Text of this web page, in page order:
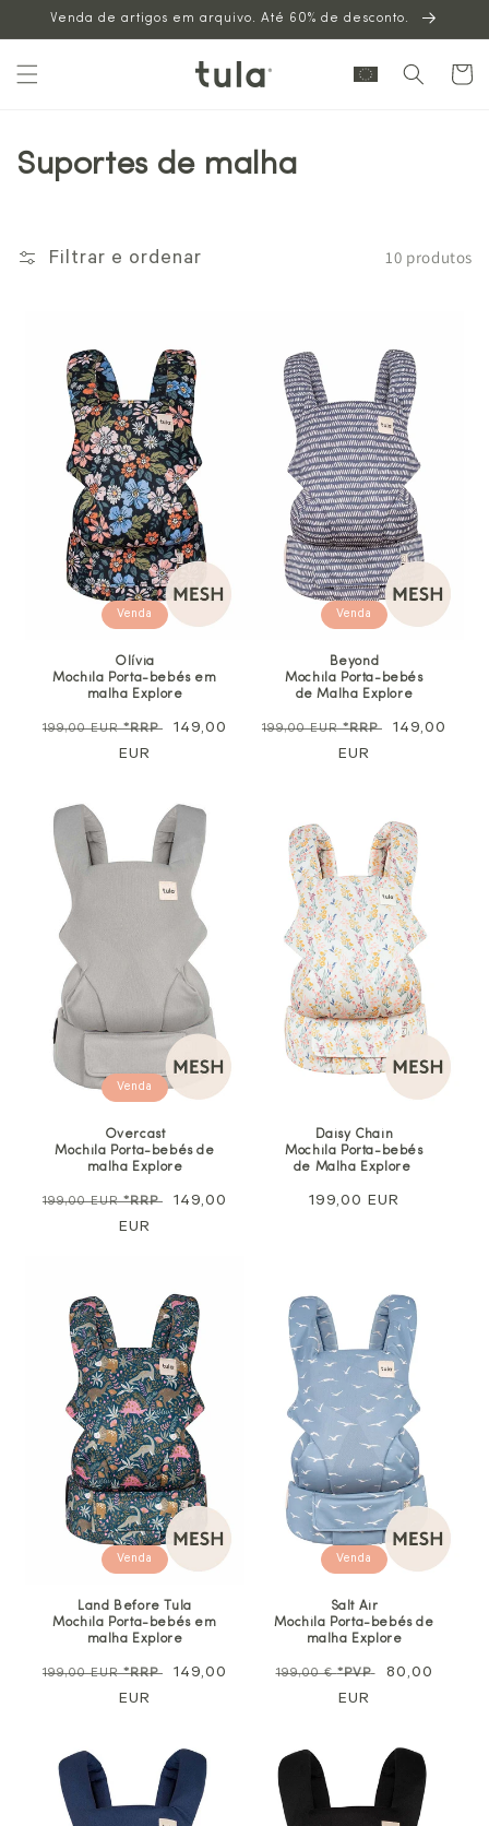
para o
Venda de artigos em arquivo. Até 60% de desconto.
Carrinho
Suportes de malha
Filtrar e ordenar 10 produtos
Venda
Olívia
Mochila Porta-bebés em
malha Explore
Preço
199,00 EUR*RRP
Preço
149,00
EUR
Venda
Beyond
Mochila Porta-bebés
de Malha Explore
Preço
199,00 EUR*RRP
Preço
149,00
EUR
Venda
Overcast
Mochila Porta-bebés de
malha Explore
Preço
199,00 EUR*RRP
Preço
149,00
EUR
Daisy Chain
Mochila Porta-bebés
de Malha Explore
Preço
199,00 EUR
Venda
Land Before Tula
Mochila Porta-bebés em
malha Explore
Preço
199,00 EUR*RRP
Preço
149,00
EUR
Venda
Salt Air
Mochila Porta-bebés de
malha Explore
Preço
199,00 €*PVP
Preço
80,00
EUR